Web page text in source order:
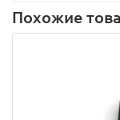
Похожие